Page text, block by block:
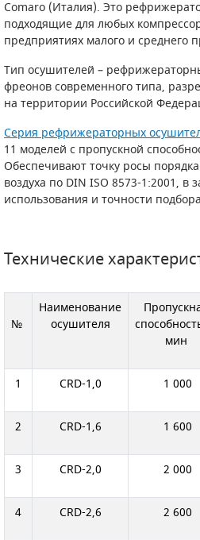
Comaro (Италия). Это
подходящие для любых
предприятиях малого и среднего
Тип осушителей –
фреонов современного типа,
на территории Российской
Серия рефрижераторных
11 моделей с пропускной
Обеспечивают точку росы порядка
воздуха по DIN ISO 8573-1:2001, в
использования и точности
Технические
№
Наименование
осушителя
мин
1 CRD-1,0 1 000
2 CRD-1,6 1 600
3 CRD-2,0 2 000
4 CRD-2,6 2 600
САДОВАЯ ТЕХНИКА
ЧИЛЛЕРЫ
КОНТЕЙНЕРЫ ДЛЯ ОБОРУДОВАНИЯ
КАНАЛИЗАЦИОННЫЕ НАСОСЫ
БЕНЗИНОВЫЕ МОТОПОМПЫ
ДИЗЕЛЬНЫЕ МОТОПОМПЫ
ТАЛИ И ТЕЛЬФЕРЫ
ОСВЕТИТЕЛЬНЫЕ МАЧТЫ
ЛЕНТОЧНОПИЛЬНЫЕ СТАНКИ
КОНТРОЛЛЕРЫ (БЛОКИ УПРАВЛЕНИЯ)
ПРЕДОХРАНИТЕЛЬНЫЕ КЛАПАНЫ
ВПУСКНЫЕ КЛАПАНЫ
ОБРАТНЫЕ КЛАПАНЫ
КЛАПАНЫ МИНИМАЛЬНОГО ДАВЛЕНИЯ
РЕЛЕ ДАВЛЕНИЯ ДЛЯ ДЛЯ
ЗАПЧАСТИ ДЛЯ ВИНТОВЫХ
СМЕННЫЕ ЭЛЕМЕНТЫ МАГИСТРАЛЬНЫХ
ДЛЯ АДСОРБЦИОННЫХ ОСУШИТЕЛЕЙ
ЭЛЕКТРОДВИГАТЕЛИ
БЕНЗИНОВЫЕ ДВИГАТЕЛИ